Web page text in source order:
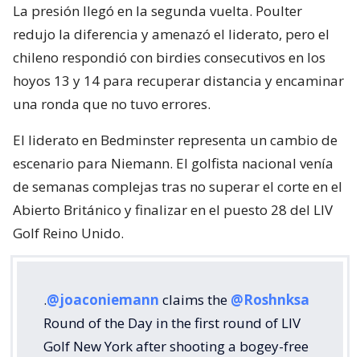
La presión llegó en la segunda vuelta. Poulter
redujo la diferencia y amenazó el liderato, pero el
chileno respondió con birdies consecutivos en los
hoyos 13 y 14 para recuperar distancia y encaminar
una ronda que no tuvo errores.
El liderato en Bedminster representa un cambio de
escenario para Niemann. El golfista nacional venía
de semanas complejas tras no superar el corte en el
Abierto Británico y finalizar en el puesto 28 del LIV
Golf Reino Unido.
.@joaconiemann claims the @Roshnksa
Round of the Day in the first round of LIV
Golf New York after shooting a bogey-free